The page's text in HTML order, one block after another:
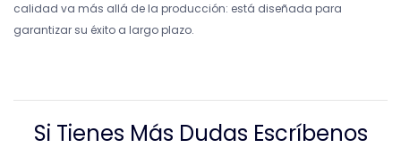
calidad va más allá de la producción: está diseñada para
garantizar su éxito a largo plazo.
Si Tienes Más Dudas Escríbenos